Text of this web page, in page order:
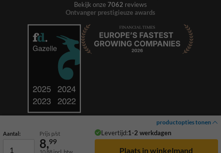
productopties tonen
Aantal: Prijs p/st Levertijd:1-2 werkdagen
8,99
Bekijk onze 7062 reviews
Ontvanger prestigieuze awards